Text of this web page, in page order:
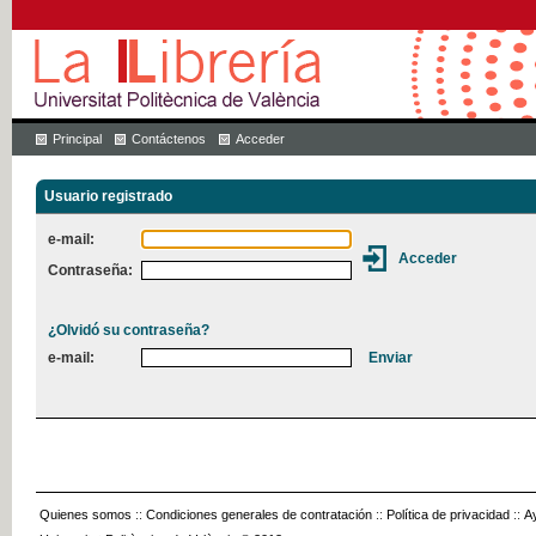
Principal Contáctenos Acceder
Usuario registrado
e-mail:
Contraseña:
¿Olvidó su contraseña?
e-mail:
Quienes somos :: Condiciones generales de contratación :: Política de privacidad ::